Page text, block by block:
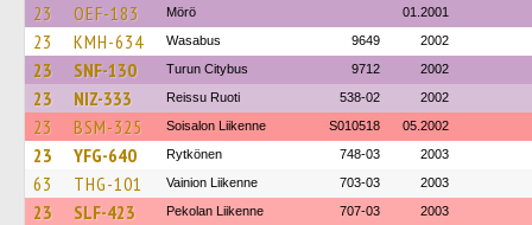
23 OEF-183 Mörö 01.2001
23 KMH-634 Wasabus 9649 2002
23 SNF-130 Turun Citybus 9712 2002
23 NIZ-333 Reissu Ruoti 538-02 2002
23 BSM-325 Soisalon Liikenne S010518 05.2002
23 YFG-640 Rytkönen 748-03 2003
63 THG-101 Vainion Liikenne 703-03 2003
23 SLF-423 Pekolan Liikenne 707-03 2003